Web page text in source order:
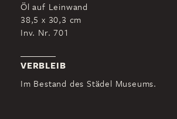
Öl auf Leinwand
38,5 x 30,3 cm
Inv. Nr. 701
VERBLEIB
Im Bestand des Städel Museums.